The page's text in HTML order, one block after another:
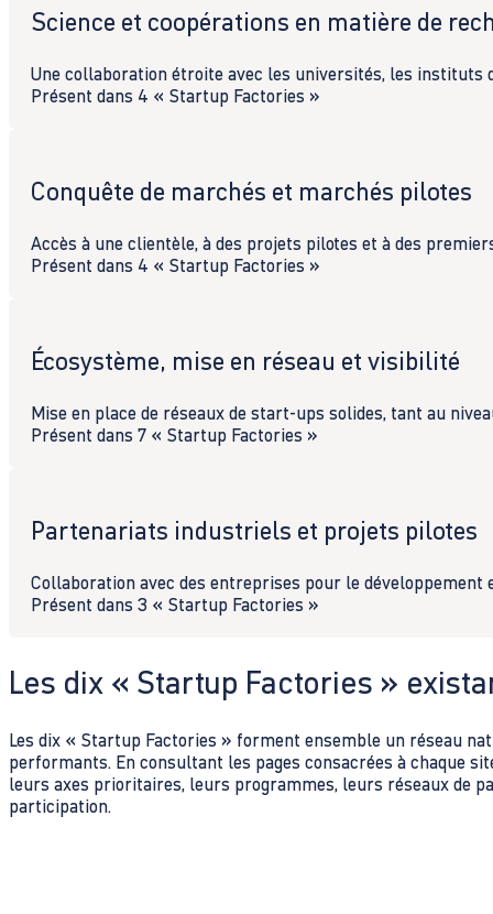
Science et coopérations en matière de
Une collaboration étroite avec les universités, les instituts
Présent dans 4 « Startup Factories »
Conquête de marchés et marchés pilotes
Accès à une clientèle, à des projets pilotes et à des
Présent dans 4 « Startup Factories »
Écosystème, mise en réseau et visibilité
Mise en place de réseaux de start-ups solides, tant au
Présent dans 7 « Startup Factories »
Partenariats industriels et projets pilotes
Collaboration avec des entreprises pour le
Présent dans 3 « Startup Factories »
Les dix « Startup Factories »
Les dix « Startup Factories » forment ensemble un réseau
performants. En consultant les pages consacrées à chaque
leurs axes prioritaires, leurs programmes, leurs réseaux de
participation.